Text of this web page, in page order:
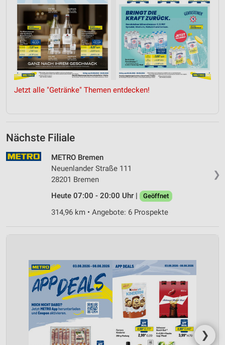
Jetzt alle "Getränke" Themen entdecken!
Nächste Filiale
❯
METRO Bremen
Neuenlander Straße 111
28201 Bremen
Heute 07:00 - 20:00 Uhr |
Geöffnet
314,96 km • Angebote: 6 Prospekte
❯